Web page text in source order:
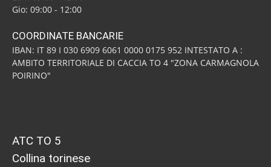
Gio: 09:00 - 12:00
COORDINATE BANCARIE
IBAN: IT 89 I 030 6909 6061 0000 0175 952 INTESTATO A :
AMBITO TERRITORIALE DI CACCIA TO 4 "ZONA CARMAGNOLA
POIRINO"
ATC TO 5
Collina torinese